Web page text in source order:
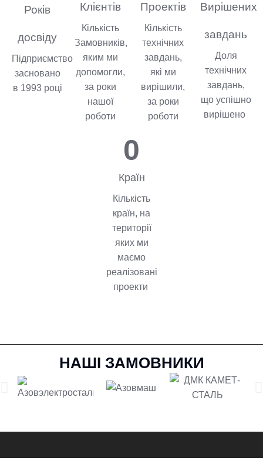
Років
досвіду
Підприємство
засновано
в 1993 році
Клієнтів
Кількість
Замовників,
яким ми
допомогли,
за роки
нашої
роботи
Проектів
Кількість
технічних
завдань,
які ми
вирішили,
за роки
роботи
Вирішених
завдань
Доля
технічних
завдань,
що успішно
вирішено
0
Країн
Кількість
країн, на
території
яких ми
маємо
реалізовані
проекти
НАШІ ЗАМОВНИКИ